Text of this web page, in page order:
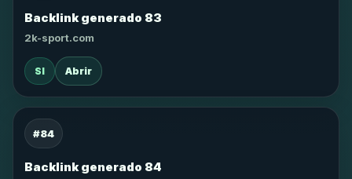
Backlink generado 83
2k-sport.com
SI Abrir
#84
Backlink generado 84